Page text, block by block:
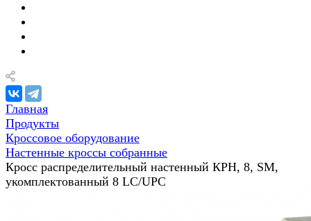
Главная
Продукты
Кроссовое оборудование
Настенные кроссы собранные
Кросс распределительный настенный КРН, 8, SM,
укомплектованный 8 LC/UPC